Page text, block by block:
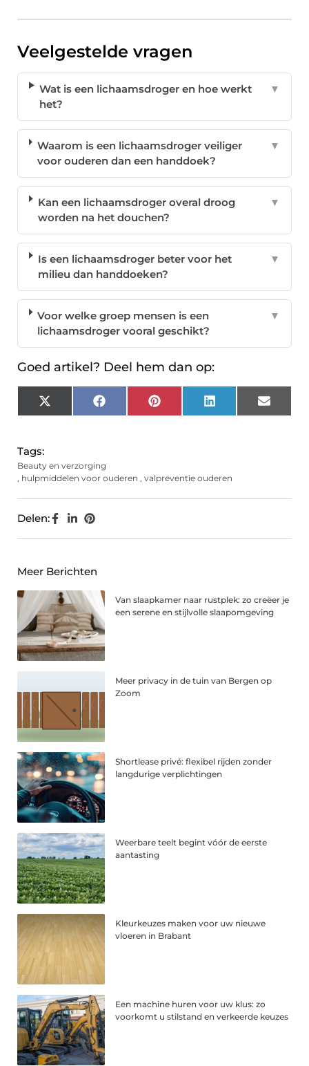
Veelgestelde vragen
Wat is een lichaamsdroger en hoe werkt
het?
▼
Waarom is een lichaamsdroger veiliger
voor ouderen dan een handdoek?
▼
Kan een lichaamsdroger overal droog
worden na het douchen?
▼
Is een lichaamsdroger beter voor het
milieu dan handdoeken?
▼
Voor welke groep mensen is een
lichaamsdroger vooral geschikt?
▼
Goed artikel? Deel hem dan op:
X
(Twitter)
FacebookPinterest LinkedIn Email
Tags:
Beauty en verzorging
, hulpmiddelen voor ouderen , valpreventie ouderen
Delen:
Meer Berichten
Van slaapkamer naar rustplek: zo creëer je
een serene en stijlvolle slaapomgeving
Meer privacy in de tuin van Bergen op
Zoom
Shortlease privé: flexibel rijden zonder
langdurige verplichtingen
Weerbare teelt begint vóór de eerste
aantasting
Kleurkeuzes maken voor uw nieuwe
vloeren in Brabant
Een machine huren voor uw klus: zo
voorkomt u stilstand en verkeerde keuzes